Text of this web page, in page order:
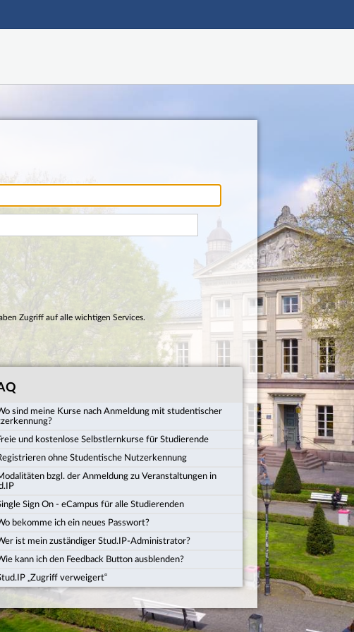
Hauptnavigation
Zugriff auf alle wichtigen Services.
sind meine Kurse nach Anmeldung mit studentischer
und kostenlose Selbstlernkurse für Studierende
ohne Studentische Nutzerkennung
bzgl. der Anmeldung zu Veranstaltungen in
Sign On - eCampus für alle Studierenden
bekomme ich ein neues Passwort?
ist mein zuständiger Stud.IP-Administrator?
kann ich den Feedback Button ausblenden?
„Zugriff verweigert“